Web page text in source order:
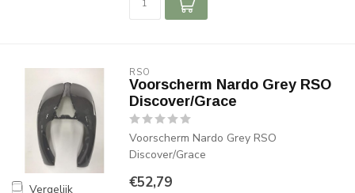
Vergelijk
RSO
Voorscherm Nardo Grey RSO
Discover/Grace
Voorscherm Nardo Grey RSO
Discover/Grace
€52,79